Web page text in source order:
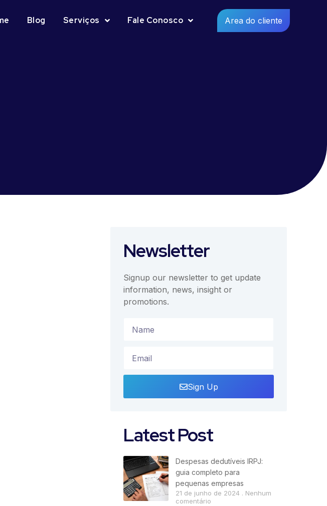
Blog Serviços Fale Conosco Area do cliente
Newsletter
Signup our newsletter to get update
information, news, insight or
promotions.
Sign Up
Latest Post
Despesas dedutíveis IRPJ:
guia completo para
pequenas empresas
21 de junho de 2024
Nenhum
comentário